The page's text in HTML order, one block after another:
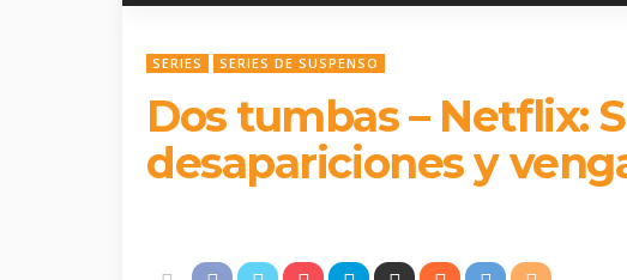
SERIES SERIES DE SUSPENSO
Dos tumbas – Netflix:
desapariciones y